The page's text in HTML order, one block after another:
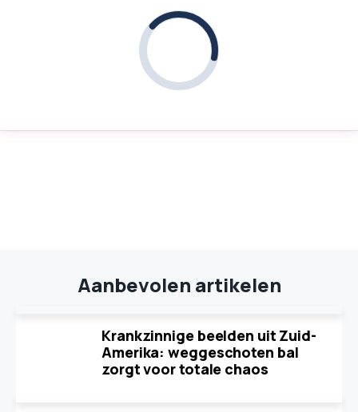
Aanbevolen artikelen
Krankzinnige beelden uit Zuid-
Amerika: weggeschoten bal
zorgt voor totale chaos